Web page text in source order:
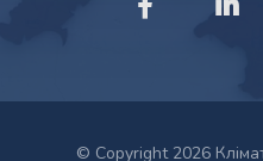
© Copyright 2026